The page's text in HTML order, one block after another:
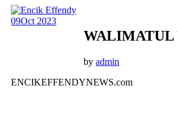
09Oct 2023
WALIMATUL
by admin
ENCIKEFFENDYNEWS.com